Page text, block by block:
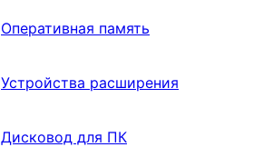
Оперативная память
Устройства расширения
Дисковод для ПК